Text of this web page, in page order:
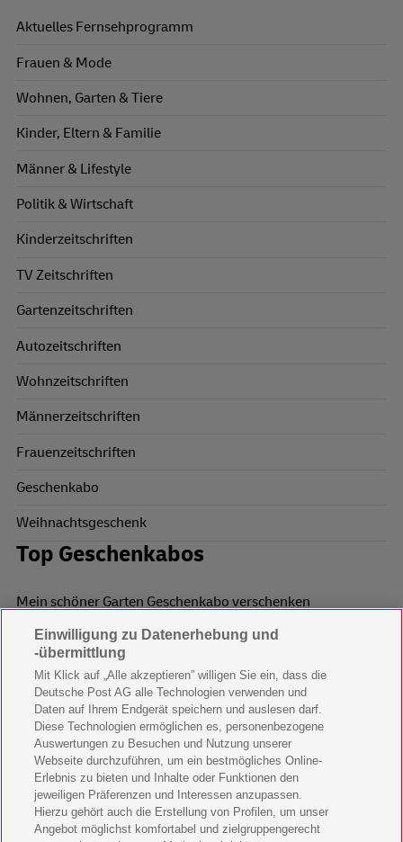
Aktuelles Fernsehprogramm
Frauen & Mode
Wohnen, Garten & Tiere
Kinder, Eltern & Familie
Männer & Lifestyle
Politik & Wirtschaft
Kinderzeitschriften
TV Zeitschriften
Gartenzeitschriften
Autozeitschriften
Wohnzeitschriften
Männerzeitschriften
Frauenzeitschriften
Geschenkabo
Weihnachtsgeschenk
Top Geschenkabos
Mein schöner Garten Geschenkabo verschenken
Wohnen & Garten Geschenkabo verschenken
Mein schönes Land Geschenkabo verschenken
Bild der Frau Geschenkabo verschenken
11 Freunde Geschenkabo verschenken
LEGO Ninjago Magazin Geschenkabo verschenken
Brigitte Geschenkabo verschenken
Einwilligung zu Datenerhebung und
-übermittlung
Mit Klick auf „Alle akzeptieren” willigen Sie ein, dass die
Deutsche Post AG alle Technologien verwenden und
Daten auf Ihrem Endgerät speichern und auslesen darf.
Diese Technologien ermöglichen es, personenbezogene
Auswertungen zu Besuchen und Nutzung unserer
Webseite durchzuführen, um ein bestmögliches Online-
Erlebnis zu bieten und Inhalte oder Funktionen den
jeweiligen Präferenzen und Interessen anzupassen.
Hierzu gehört auch die Erstellung von Profilen, um unser
Angebot möglichst komfortabel und zielgruppengerecht